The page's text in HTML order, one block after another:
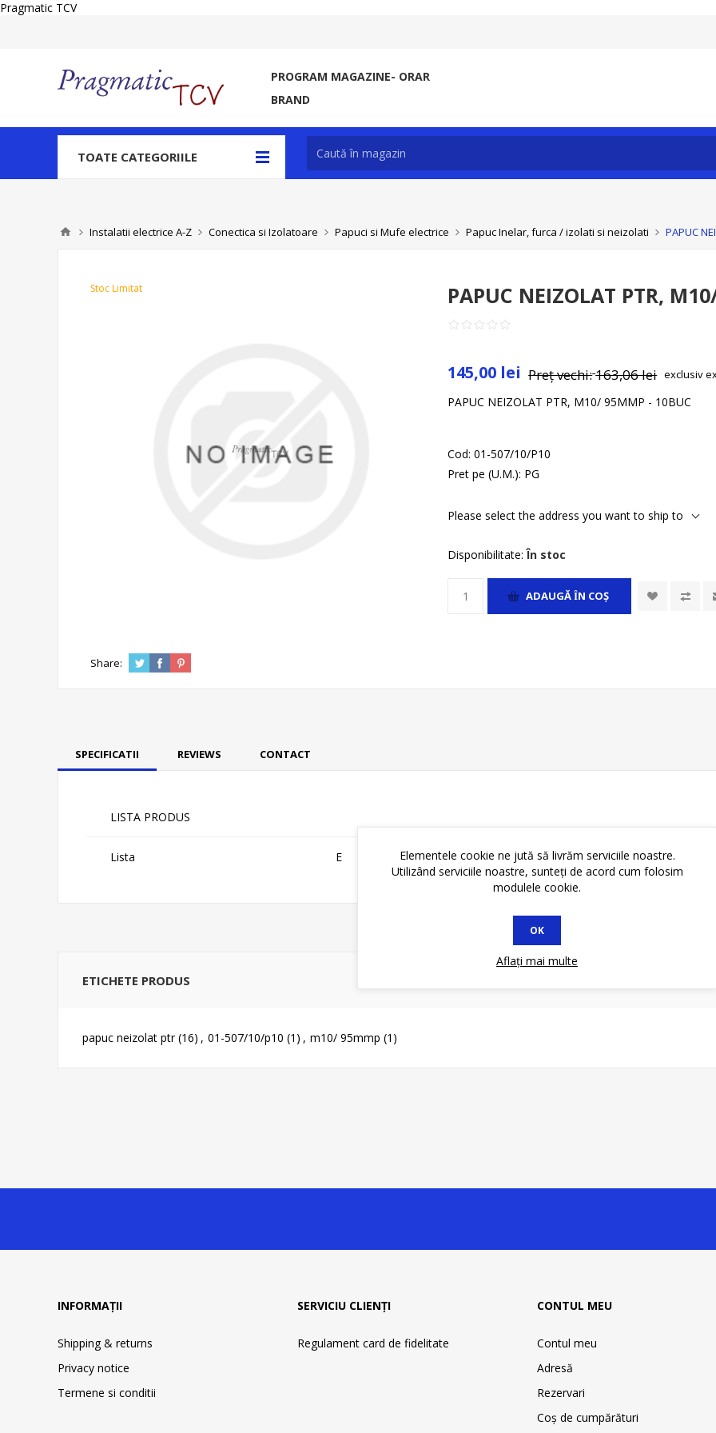
Pragmatic TCV
PROGRAM MAGAZINE- ORAR
BRAND
TOATE CATEGORIILE
Instalatii electrice A-Z Conectica si Izolatoare Papuci si Mufe electrice Papuc Inelar, furca / izolati si neizolati PAPUC
Stoc Limitat PAPUC NEIZOLAT PTR,
145,00 lei Preț vechi:163,06 lei exclusiv
PAPUC NEIZOLAT PTR, M10/ 95MMP - 10BUC
Cod: 01-507/10/P10
Pret pe (U.M.): PG
Please select the address you want to ship to
Disponibilitate: În stoc
ADAUGĂ ȊN COŞ
Share:
SPECIFICATII REVIEWS CONTACT
LISTA PRODUS
Lista E
ETICHETE PRODUS
papuc neizolat ptr (16) , 01-507/10/p10 (1) , m10/ 95mmp (1)
INFORMAȚII
Shipping & returns
Privacy notice
Termene si conditii
SERVICIU CLIENȚI
Regulament card de fidelitate
CONTUL MEU
Contul meu
Adresă
Rezervari
Coş de cumpărături
Elementele cookie ne jută să livrăm serviciile noastre.
Utilizând serviciile noastre, sunteți de acord cum folosim
modulele cookie.
OK
Aflați mai multe